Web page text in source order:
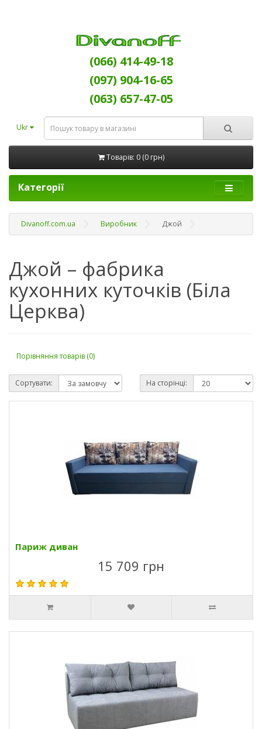
(066) 414-49-18
(097) 904-16-65
(063) 657-47-05
Ukr
Товарів: 0 (0 грн)
Категорії
Divanoff.com.ua Виробник Джой
Джой – фабрика
кухонних куточків (Біла
Церква)
Порівняння товарів (0)
Сортувати: На сторінці:
Париж диван
15 709 грн